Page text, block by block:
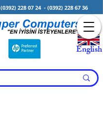
(0392) 228 07 24 - (0392) 228 67 36
English